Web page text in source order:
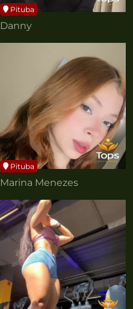
Pituba
Danny
Pituba
Marina Menezes